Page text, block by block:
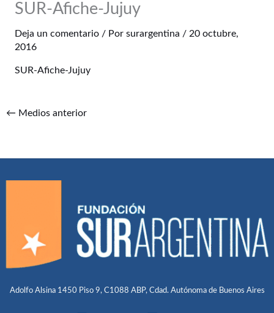
SUR-Afiche-Jujuy
Deja un comentario / Por surargentina / 20 octubre,
2016
SUR-Afiche-Jujuy
← Medios anterior
Adolfo Alsina 1450 Piso 9, C1088 ABP, Cdad. Autónoma de Buenos Aires